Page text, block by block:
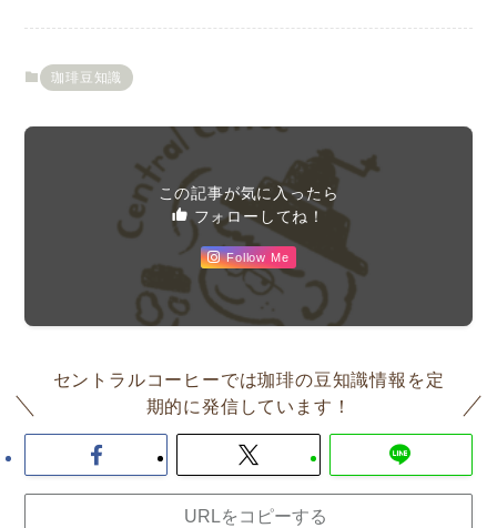
珈琲豆知識
この記事が気に入ったら
フォローしてね！
Follow Me
セントラルコーヒーでは珈琲の豆知識情報を定
期的に発信しています！
URLをコピーする